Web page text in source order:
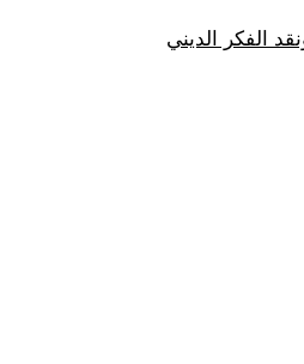
الفكر الديني